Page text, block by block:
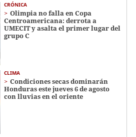
CRÓNICA
Olimpia no falla en Copa
Centroamericana: derrota a
UMECIT y asalta el primer lugar del
grupo C
CLIMA
Condiciones secas dominarán
Honduras este jueves 6 de agosto
con lluvias en el oriente